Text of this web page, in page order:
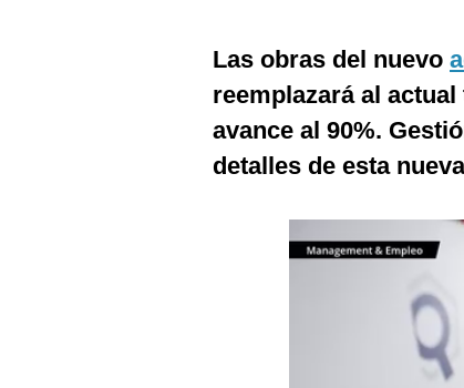
Las obras del nuevo
reemplazará al
avance al 90%.
detalles de esta